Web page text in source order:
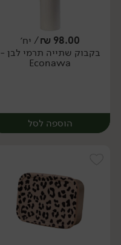
יח׳
98.00
₪/ יח׳
בקבוק שתייה תרמי לבן -
Econawa
הוספה לסל